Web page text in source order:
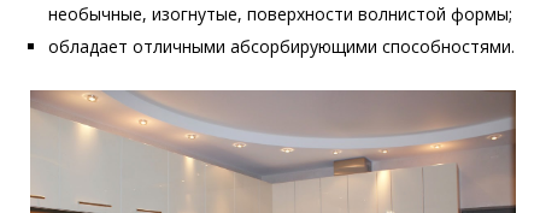
необычные, изогнутые, поверхности волнистой формы;
обладает отличными абсорбирующими способностями.